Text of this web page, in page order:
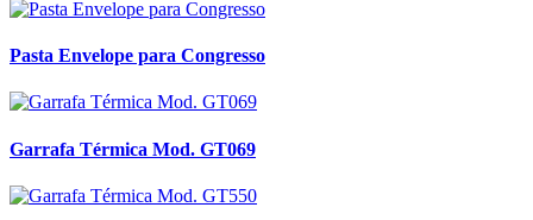
Pasta Envelope para Congresso
Garrafa Térmica Mod. GT069